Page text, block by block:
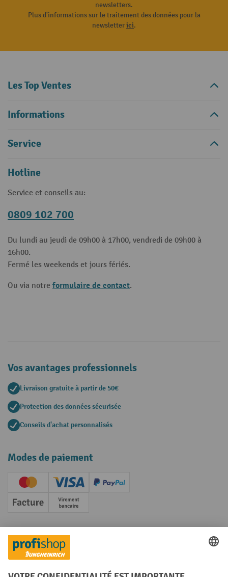
newsletters.
Plus d'informations sur le traitement des données pour la
newsletterici.
Les Top Ventes
Informations
Service
Hotline
Service et conseils au:
0809 102 700
Du lundi au jeudi de 09h00 à 17h00, vendredi de 09h00 à
16h00.
Fermé les weekends et jours fériés.
Ou via notre formulaire de contact.
Vos avantages professionnels
Livraison gratuite à partir de 50€
Protection des données sécurisée
Conseils d'achat personnalisés
Modes de paiement
Creditcard (Master)Creditcard (Visa)
PayPal
Facture Paiement anticipé
Réseaux sociaux
Facebook
YouTube
LinkedInInstagram